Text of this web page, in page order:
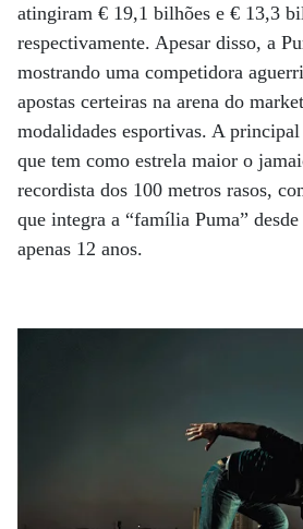
atingiram € 19,1 bilhões e € 13,3
respectivamente. Apesar disso, a
mostrando uma competidora
apostas certeiras na arena do
modalidades esportivas. A
que tem como estrela maior o
recordista dos 100 metros rasos,
que integra a “família Puma”
apenas 12 anos.